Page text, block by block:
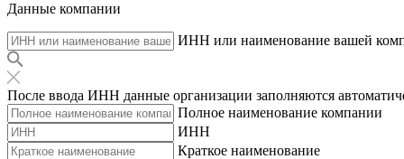
Данные компании
ИНН или наименование вашей
После ввода ИНН данные организации заполняются
Полное наименование компании
ИНН
Краткое наименование